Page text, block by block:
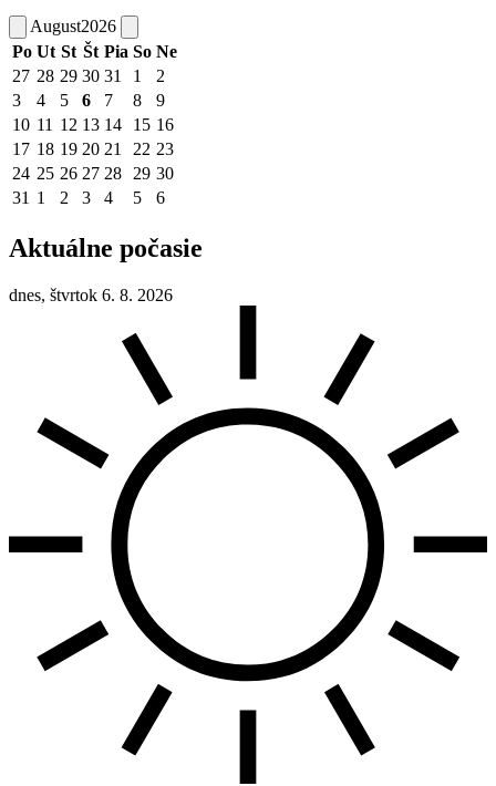
August2026
Po Ut St Št Pia So Ne
27 28 29 30 31 1
2
3
4 5 6 7 8
9
10 11 12 13 14 15 16
17 18 19 20 21 22 23
24 25 26 27 28 29 30
31 1 2 3 4 5 6
Aktuálne počasie
dnes, štvrtok 6. 8. 2026